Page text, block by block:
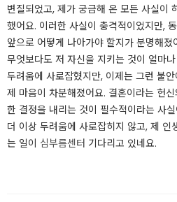
변질되었고, 제가 궁금해 온 모든 사실이
했어요. 이러한 사실이 충격적이었지만,
앞으로 어떻게 나아가야 할지가 분명해
무엇보다도 저 자신을 지키는 것이 얼마
두려움에 사로잡혔지만, 이제는 그런 불
제 마음이 차분해졌어요. 결혼이라는 헌
한 결정을 내리는 것이 필수적이라는 사
더 이상 두려움에 사로잡히지 않고, 제
는 일이 심부름센터 기다리고 있네요.​​